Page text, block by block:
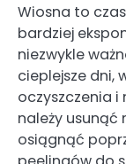
Wiosna to
bardziej
niezwykle
cieplejsze dni,
oczyszczenia i
należy usunąć
osiągnąć